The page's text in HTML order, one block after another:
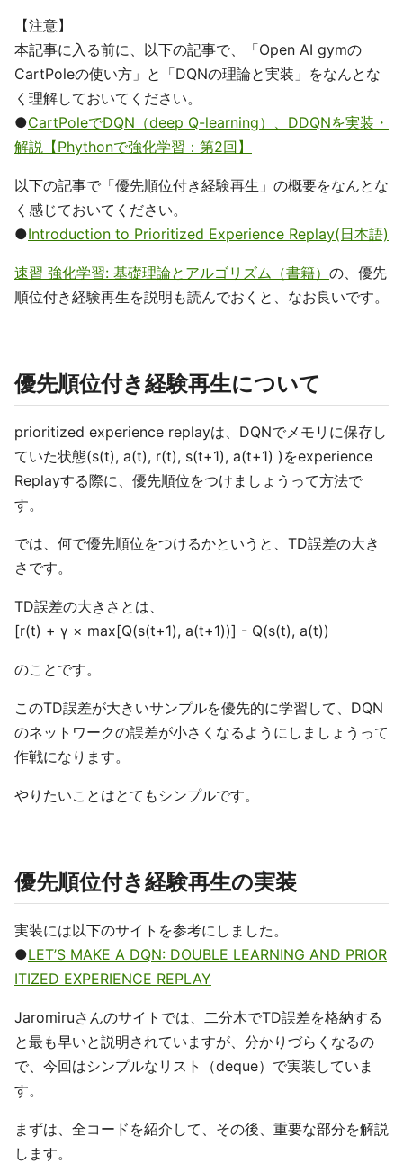
【注意】
本記事に入る前に、以下の記事で、「Open AI gymの
CartPoleの使い方」と「DQNの理論と実装」をなんとな
く理解しておいてください。
●CartPoleでDQN（deep Q-learning）、DDQNを実装・
解説【Phythonで強化学習：第2回】
以下の記事で「優先順位付き経験再生」の概要をなんとな
く感じておいてください。
●Introduction to Prioritized Experience Replay(日本語)
速習 強化学習: 基礎理論とアルゴリズム（書籍） の、優先
順位付き経験再生を説明も読んでおくと、なお良いです。
優先順位付き経験再生について
prioritized experience replayは、DQNでメモリに保存し
ていた状態(s(t), a(t), r(t), s(t+1), a(t+1) )をexperience
Replayする際に、優先順位をつけましょうって方法で
す。
では、何で優先順位をつけるかというと、TD誤差の大き
さです。
TD誤差の大きさとは、
[r(t) + γ × max[Q(s(t+1), a(t+1))] - Q(s(t), a(t))
のことです。
このTD誤差が大きいサンプルを優先的に学習して、DQN
のネットワークの誤差が小さくなるようにしましょうって
作戦になります。
やりたいことはとてもシンプルです。
優先順位付き経験再生の実装
実装には以下のサイトを参考にしました。
●LET’S MAKE A DQN: DOUBLE LEARNING AND PRIOR
ITIZED EXPERIENCE REPLAY
Jaromiruさんのサイトでは、二分木でTD誤差を格納する
と最も早いと説明されていますが、分かりづらくなるの
で、今回はシンプルなリスト（deque）で実装していま
す。
まずは、全コードを紹介して、その後、重要な部分を解説
します。